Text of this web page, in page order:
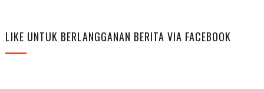
LIKE UNTUK BERLANGGANAN BERITA VIA FACEBOOK